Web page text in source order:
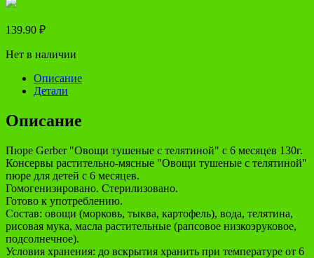
139.90 ₽
Нет в наличии
Описание
Детали
Описание
Пюре Gerber "Овощи тушеные с телятиной" с 6 месяцев 130г.
Консервы растительно-мясные "Овощи тушеные с телятиной"
пюре для детей с 6 месяцев.
Гомогенизировано. Стерилизовано.
Готово к употреблению.
Состав: овощи (морковь, тыква, картофель), вода, телятина,
рисовая мука, масла растительные (рапсовое низкоэруковое,
подсолнечное).
Условия хранения: до вскрытия хранить при температуре от 6